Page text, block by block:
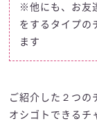
※他にも、お友
をするタイプの
ます
ご紹介した２つの
オシゴトできるチ